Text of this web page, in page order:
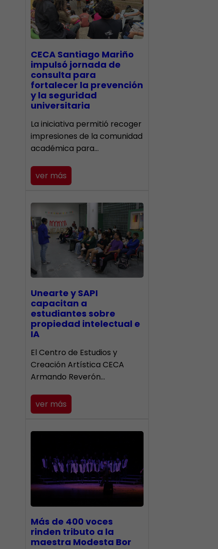
CECA Santiago Mariño
impulsó jornada de
consulta para
fortalecer la prevención
y la seguridad
universitaria
La iniciativa permitió recoger
impresiones de la comunidad
académica para…
ver más
Unearte y SAPI
capacitan a
estudiantes sobre
propiedad intelectual e
IA
El Centro de Estudios y
Creación Artística CECA
Armando Reverón…
ver más
Más de 400 voces
rinden tributo a la
maestra Modesta Bor